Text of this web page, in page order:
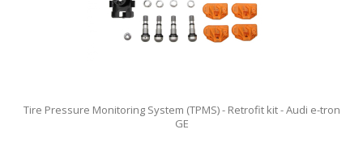
Tire Pressure Monitoring System (TPMS) - Retrofit kit - Audi e-tron
GE